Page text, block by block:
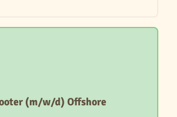
(m/w/d) Offshore